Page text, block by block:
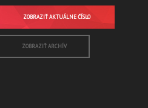
ZOBRAZIŤ AKTUÁLNE ČÍSLO
ZOBRAZIŤ ARCHÍV